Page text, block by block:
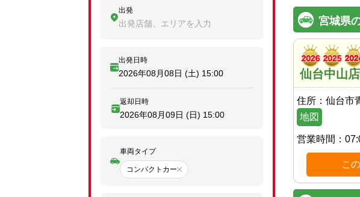
宮城県
仙台中山店
住所： 仙台市
地図
営業時間：
こ
出発
出発店舗、エリアを入力
出発日時
2026年08月08日 (土) 15:00
返却日時
2026年08月09日 (日) 15:00
車両タイプ
コンパクトカー